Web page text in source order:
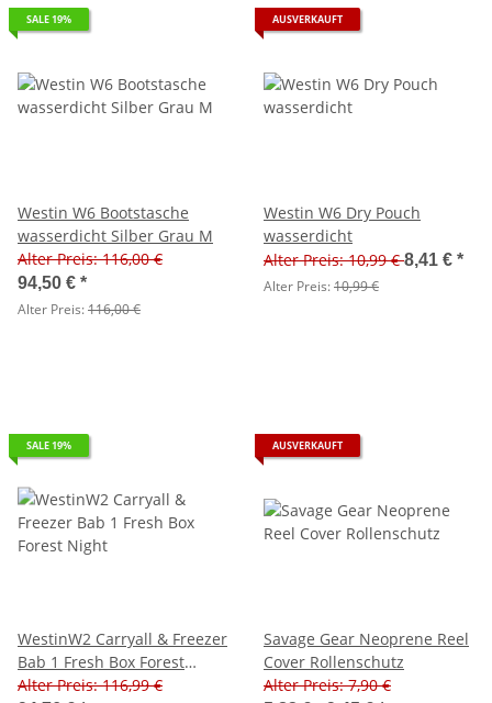
SALE 19%
Westin W6 Bootstasche
wasserdicht Silber Grau M
Alter Preis: 116,00 €
94,50 € *
Alter Preis:116,00 €
AUSVERKAUFT
Westin W6 Dry Pouch
wasserdicht
Alter Preis: 10,99 €8,41 € *
Alter Preis:10,99 €
SALE 19%
WestinW2 Carryall & Freezer
Bab 1 Fresh Box Forest
Night
Alter Preis: 116,99 €
AUSVERKAUFT
Savage Gear Neoprene Reel
Cover Rollenschutz
Alter Preis: 7,90 €